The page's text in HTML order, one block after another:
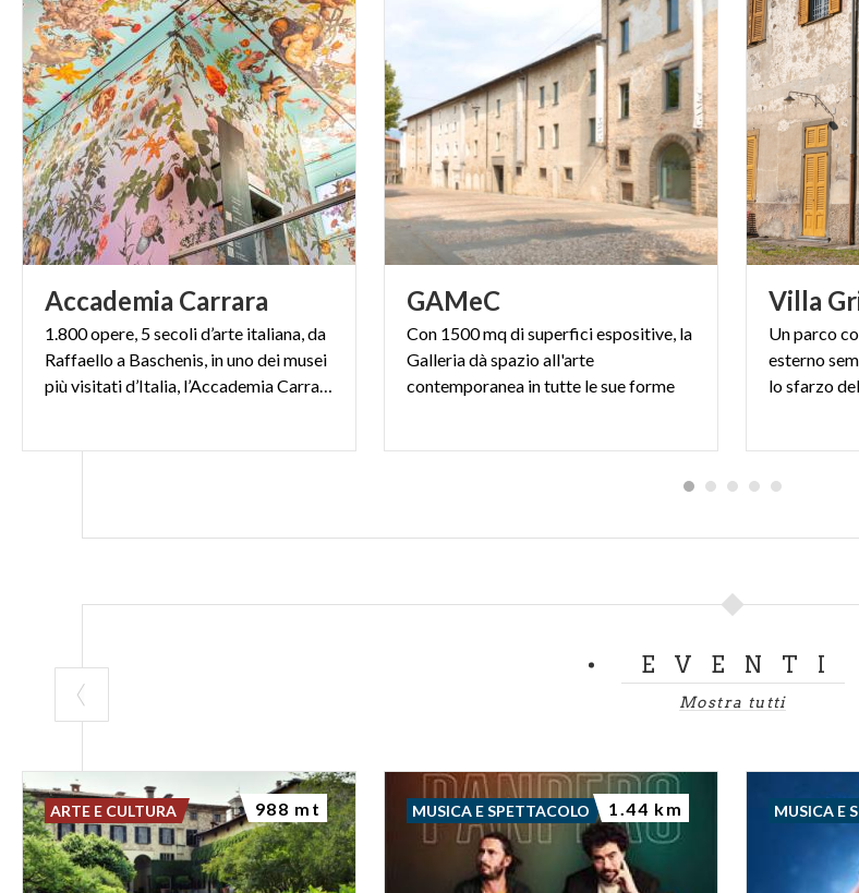
Accademia Carrara
1.800 opere, 5 secoli d’arte italiana, da
Raffaello a Baschenis, in uno dei musei
più visitati d’Italia, l’Accademia Carrara di Bergamo
GAMeC
Con 1500 mq di superfici espositive, la
Galleria dà spazio all'arte
contemporanea in tutte le sue forme
Villa
Un parco
esterno
EVENTI
Mostra tutti
ARTE E CULTURA 988 mt MUSICA E SPETTACOLO 1.44 km MUSICA E